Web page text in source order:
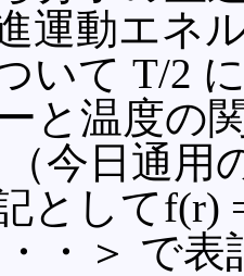
運動エネ
いて T/2
と温度の
今日通用
としてf(r)
・＞ で